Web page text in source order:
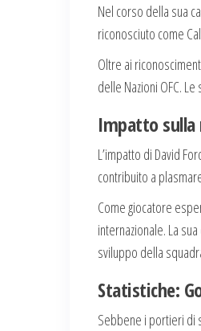
Nel corso della sua
riconosciuto come
Oltre ai
delle Nazioni OFC.
Impatto sulla
L’impatto di David
contribuito a
Come giocatore
internazionale. La
sviluppo della
Statistiche:
Sebbene i portieri di